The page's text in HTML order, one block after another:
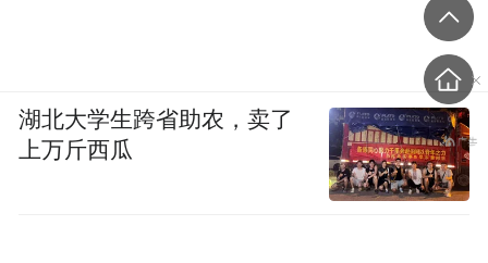
湖北大学生跨省助农，卖了
上万斤西瓜